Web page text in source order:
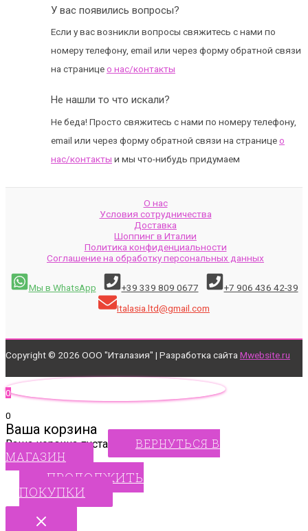
У вас появились вопросы?
Если у вас возникли вопросы свяжитесь с нами по
номеру телефону, email или через форму обратной связи
на страницео нас/контакты
Не нашли то что искали?
Не беда! Просто свяжитесь с нами по номеру телефону,
email или через форму обратной связи на страницео
нас/контакты и мы что-нибудь придумаем
О нас
Условия сотрудничества
Доставка
Шоппинг в Италии
Политика конфиденциальности
Соглашение на обработку персональных данных
Мы в WhatsApp +39 339 809 0677
+7 906 436 42-39
Italasia.ltd@gmail.com
Copyright © 2026 ООО "Италазия" | Разработка сайта Mwebsite.ru
0
0
Ваша корзина
Ваша корзина пуста
ВЕРНУТЬСЯ В
МАГАЗИН
ПРОДОЛЖИТЬ
ПОКУПКИ